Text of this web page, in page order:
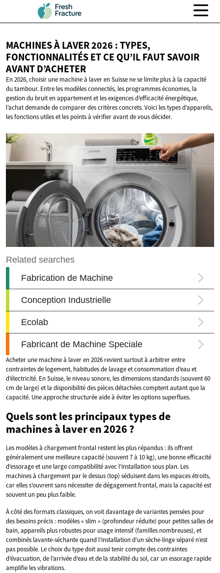
MACHINES À LAVER 2026 : TYPES,
FONCTIONNALITÉS ET CE QU’IL FAUT SAVOIR
AVANT D’ACHETER
En 2026, choisir une machine à laver en Suisse ne se limite plus à la capacité
du tambour. Entre les modèles connectés, les programmes économes, la
gestion du bruit en appartement et les exigences d’efficacité énergétique,
l’achat demande de comparer des critères concrets. Voici les types d’appareils,
les fonctions utiles et les points à vérifier avant de vous décider.
Acheter une machine à laver en 2026 revient surtout à arbitrer entre
contraintes de logement, habitudes de lavage et consommation d’eau et
d’électricité. En Suisse, le niveau sonore, les dimensions standards (souvent 60
cm de large) et la disponibilité des pièces détachées comptent autant que la
capacité. Une approche structurée aide à éviter les options superflues.
Quels sont les principaux types de
machines à laver en 2026 ?
Les modèles à chargement frontal restent les plus répandus : ils offrent
généralement une meilleure capacité (souvent 7 à 10 kg), une bonne efficacité
d’essorage et une large compatibilité avec l’installation sous plan. Les
machines à chargement par le dessus (top) séduisent dans les espaces étroits,
car elles s’ouvrent sans nécessiter de dégagement frontal, mais la capacité est
souvent un peu plus faible.
À côté des formats classiques, on voit davantage de variantes pensées pour
des besoins précis : modèles « slim » (profondeur réduite) pour petites salles de
bain, appareils plus robustes pour usage intensif (familles nombreuses), et
combinés lavante-séchante quand l’installation d’un sèche-linge séparé n’est
pas possible. Le choix du type doit aussi tenir compte des contraintes
d’évacuation, de l’arrivée d’eau et de la stabilité du sol, car un essorage rapide
amplifie les vibrations.